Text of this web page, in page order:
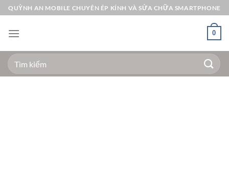
Bỏ
qua
nội
QUỲNH AN MOBILE CHUYÊN ÉP KÍNH VÀ SỬA CHỮA SMARTPHONE
0
Tìm
kiếm: